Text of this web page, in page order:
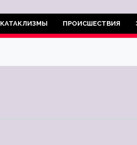
КАТАКЛИЗМЫ ПРОИСШЕСТВИЯ